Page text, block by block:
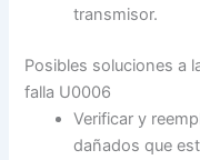
transmisor.
Posibles soluciones a
falla U0006
Verificar y
dañados que